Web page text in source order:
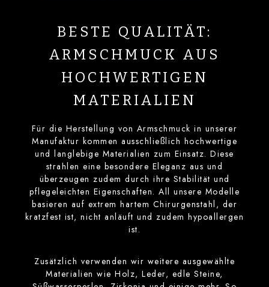
BESTE QUALITÄT:
ARMSCHMUCK AUS
HOCHWERTIGEN
MATERIALIEN
Für die Herstellung von Armschmuck in unserer
Manufaktur kommen ausschließlich hochwertige
und langlebige Materialien zum Einsatz. Diese
strahlen eine besondere Eleganz aus und
überzeugen zudem durch ihre Stabilität und
pflegeleichten Eigenschaften. All unsere Modelle
basieren auf extrem hartem Chirurgenstahl, der
kratzfest ist, nicht anläuft und zudem hypoallergen
ist.
Zusätzlich verwenden wir weitere ausgewählte
Materialien wie Holz, Leder, edle Steine,